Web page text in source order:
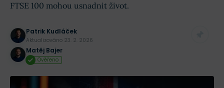
FTSE 100 mohou usnadnit život.
Patrik Kudláček
Aktualizováno 23. 2. 2026
Matěj Bajer
Ověřeno